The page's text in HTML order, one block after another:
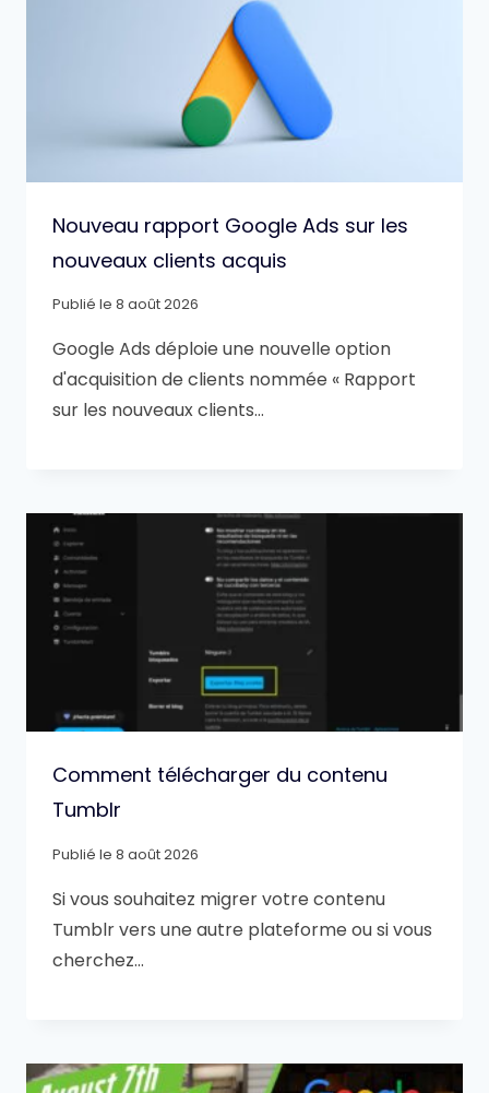
Nouveau rapport Google Ads sur les
nouveaux clients acquis
Publié le 8 août 2026
Google Ads déploie une nouvelle option
d'acquisition de clients nommée « Rapport
sur les nouveaux clients…
Comment télécharger du contenu
Tumblr
Publié le 8 août 2026
Si vous souhaitez migrer votre contenu
Tumblr vers une autre plateforme ou si vous
cherchez…